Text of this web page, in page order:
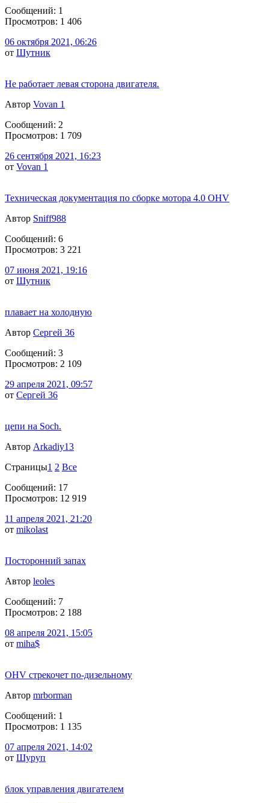
Сообщений: 1
Просмотров: 1 406
06 октября 2021, 06:26
от Шутник
Не работает левая сторона двигателя.
Автор Vovan 1
Сообщений: 2
Просмотров: 1 709
26 сентября 2021, 16:23
от Vovan 1
Техническая документация по сборке мотора 4.0 OHV
Автор Sniff988
Сообщений: 6
Просмотров: 3 221
07 июня 2021, 19:16
от Шутник
плавает на холодную
Автор Сергей 36
Сообщений: 3
Просмотров: 2 109
29 апреля 2021, 09:57
от Сергей 36
цепи на Soch.
Автор Arkadiy13
Страницы1 2 Все
Сообщений: 17
Просмотров: 12 919
11 апреля 2021, 21:20
от mikolast
Посторонний запах
Автор leoles
Сообщений: 7
Просмотров: 2 188
08 апреля 2021, 15:05
от miha$
OHV стрекочет по-дизельному
Автор mrborman
Сообщений: 1
Просмотров: 1 135
07 апреля 2021, 14:02
от Шуруп
блок управления двигателем